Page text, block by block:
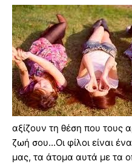
αξίζουν τη θέση που τους
ζωή σου...Οι φίλοι είναι
μας, τα άτομα αυτά με τα